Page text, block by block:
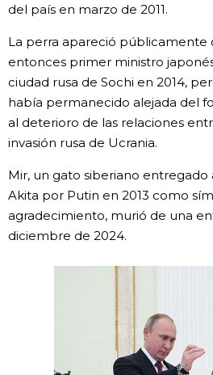
Noticias
Datos de Japón
Fragmentos de Japón
Gente
Blog
Tokio
official SNS
del país en marzo de 2011.
La perra apareció públicamente
entonces primer ministro
ciudad rusa de Sochi en 2014,
había permanecido alejada del
al deterioro de las relaciones
invasión rusa de Ucrania.
Mir, un gato siberiano entregado
Akita por Putin en 2013 como
agradecimiento, murió de una
diciembre de 2024.